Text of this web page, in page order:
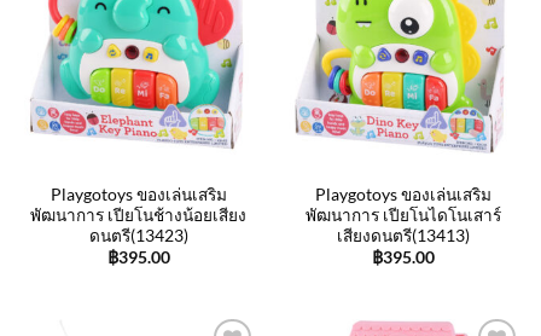
wishlist
Playgotoys ของเล่นเสริม
พัฒนาการ เปียโนช้างน้อยเสียง
ดนตรี(13423)
฿395.00
wishlist
Playgotoys ของเล่นเสริม
พัฒนาการ เปียโนไดโนเสาร์
เสียงดนตรี(13413)
฿395.00